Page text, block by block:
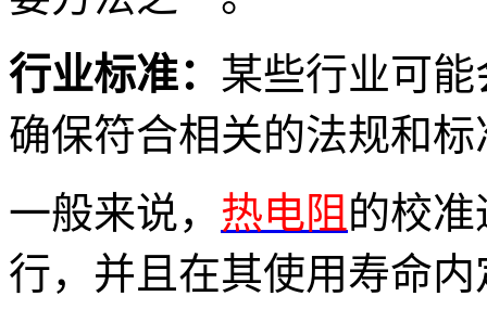
行业标准： 某些行业可
确保符合相关的法规和
一般来说， 热电阻 的校
行，并且在其使用寿命